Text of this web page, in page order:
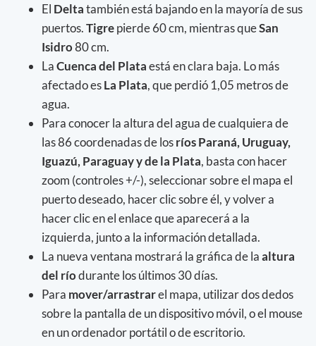
El Deltatambién está bajando en la mayoría de sus
puertos.Tigrepierde 60 cm, mientras queSan
Isidro80 cm.
LaCuenca del Plataestá en clara baja. Lo más
afectado esLa Plata, que perdió 1,05 metros de
agua.
Para conocer la altura del agua de cualquiera de
las 86 coordenadas de losríos Paraná, Uruguay,
Iguazú, Paraguay y de la Plata, basta con hacer
zoom (controles +/-), seleccionar sobre el mapa el
puerto deseado, hacer clic sobre él, y volver a
hacer clic en el enlace que aparecerá a la
izquierda, junto a la información detallada.
La nueva ventana mostrará la gráfica de laaltura
del ríodurante los últimos 30 días.
Para mover/arrastrarel mapa, utilizar dos dedos
sobre la pantalla de un dispositivo móvil, o el mouse
en un ordenador portátil o de escritorio.